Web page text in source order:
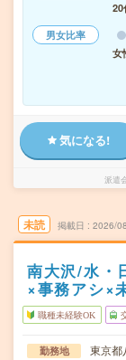
20
男女比率
女
気になる!
派遣
未読 掲載日 2026/
南大沢/水・
×事務アシ×
職種未経験OK
勤務地
東京都